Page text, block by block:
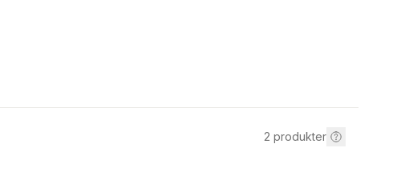
2 produkter